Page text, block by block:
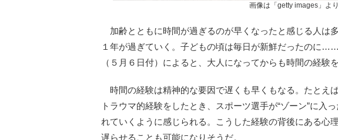
画像は「getty images」よ
加齢とともに時間が過ぎるのが早くなったと感じる人は
１年が過ぎていく。子どもの頃は毎日が新鮮だったのに
（５月６日付）によると、大人になってからも時間の経験
時間の経験は精神的な要因で遅くも早くもなる。たとえ
トラウマ的経験をしたとき、スポーツ選手が“ゾーン”に入
れていくように感じられる。こうした経験の背後にある心
遅らせることも可能になりそうだ。